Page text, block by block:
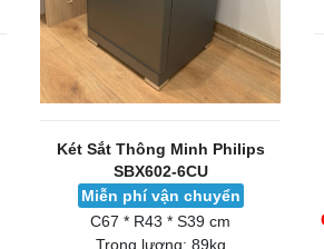
Két Sắt Thông Minh Philips